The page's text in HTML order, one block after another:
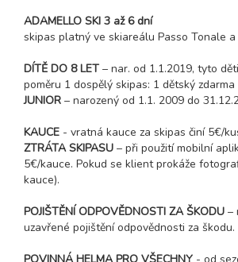
02.04. - 09.04.27
ADAMELLO SKI 3 až 6 dní
skipas platný ve skiareálu Passo Tonale
DÍTĚ DO 8 LET – nar. od 1.1.2019, tyto
poměru 1 dospělý skipas: 1 dětský
JUNIOR – narozený od 1.1. 2009 do
KAUCE - vratná kauce za skipas činí 5€/
ZTRÁTA SKIPASU – při použití mobilní
5€/kauce. Pokud se klient prokáže
kauce).
POJIŠTĚNÍ ODPOVĚDNOSTI ZA ŠKODU –
uzavřené pojištění odpovědnosti za
POVINNÁ HELMA PRO VŠECHNY - od